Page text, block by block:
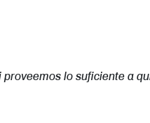
lo suficiente a